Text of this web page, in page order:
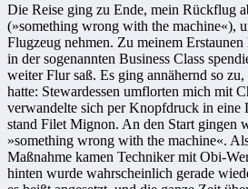
Die Reise ging zu Ende, mein Rückflug
(»something wrong with the machine«),
Flugzeug nehmen. Zu meinem
in der sogenannten Business Class
weiter Flur saß. Es ging annähernd so
hatte: Stewardessen umflorten mich mit
verwandelte sich per Knopfdruck in eine
stand Filet ­Mignon. An den Start gingen
»something wrong with the ­machine«.
Maßnahme kamen Techniker mit Obi-
hinten wurde wahrscheinlich ­gerade